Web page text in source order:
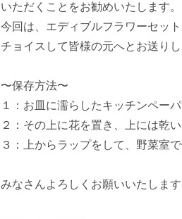
いただくことをお勧めいたします。
今回は、エディブルフラワーセッ
チョイスして皆様の元へとお送り
〜保存方法〜
１：お皿に濡らしたキッチンペーパ
２：その上に花を置き、上には乾
３：上からラップをして、野菜室で
みなさんよろしくお願いいたします